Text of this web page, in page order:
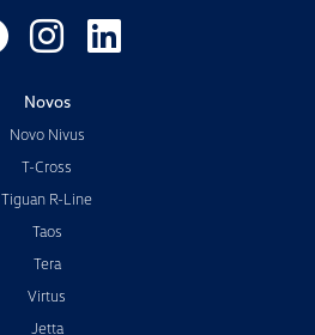
Novos
Novo Nivus
T-Cross
Tiguan R-Line
Taos
Tera
Virtus
Jetta